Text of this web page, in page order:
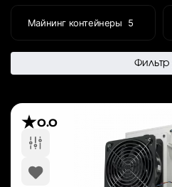
Майнинг контейнеры 5
Фильтр
0.0